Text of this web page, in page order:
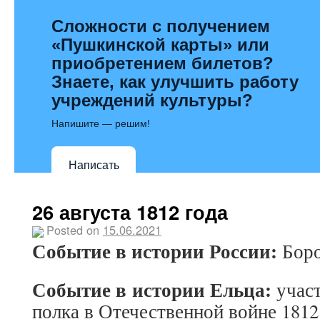
Сложности с получением
«Пушкинской карты» или
приобретением билетов?
Знаете, как улучшить работу
учреждений культуры?
Напишите — решим!
Написать
26 августа 1812 года
Posted on 15.06.2021
Событие в истории России:
Событие в истории Ельца:
полка в Отечественной войне